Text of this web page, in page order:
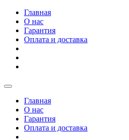
Главная
О нас
Гарантия
Оплата и доставка
Главная
О нас
Гарантия
Оплата и доставка